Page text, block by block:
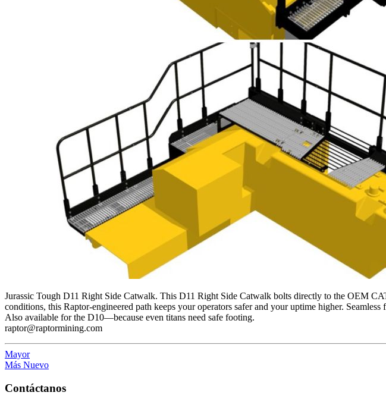
Jurassic Tough D11 Right Side Catwalk. This D11 Right Side Catwalk bolts directly to the OEM
conditions, this Raptor-engineered path keeps your operators safer and your uptime higher.
Also available for the D10—because even titans need safe footing.
raptor@raptormining.com
Mayor
Más Nuevo
Contáctanos